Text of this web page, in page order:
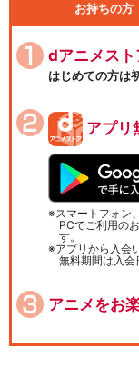
お持ちの方
dアニメス
はじめての方は
アプリ
スマートフォン
PCでご利用の
す。
アプリから入会
無料期間は入会
アニメをお